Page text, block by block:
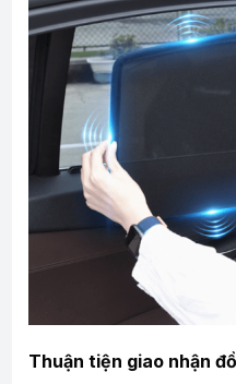
Thuận tiện giao nhận